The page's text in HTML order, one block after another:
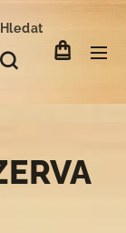
Hledat